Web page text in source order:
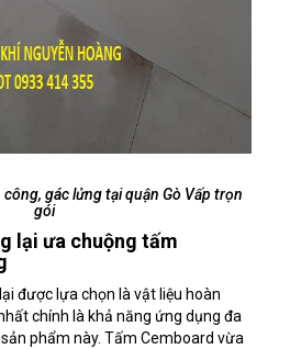
gác lửng tại quận Gò Vấp trọn
gói
lại ưa chuộng tấm
được lựa chọn là vật liệu hoàn
chính là khả năng ứng dụng đa
phẩm này. Tấm Cemboard vừa